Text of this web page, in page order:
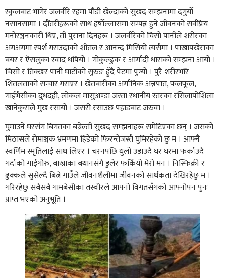
स्कुलबाट भागेर जलवीरे रहमा पौडी खेल्दाको सुखद सम्झनामा दगुर्यो
नसानसामा । दौँतरीहरूको साथ हर्षोल्लासमा सम्पन्न हुने जीवनको सर्वप्रिय
मनोरञ्जनकारी थिए, ती पुराना दिनहरू । जलवीरेको चिसो पानीले शरीरका
अंगअंगमा स्पर्श गराउदाको शीतल र आनन्द मिसियो त्यसैमा । पाखापखेराका
बयर र ऎसलुका स्वाद थपियो । गोकुल्ढुक र आर्गादी धाराको सम्झना आयो ।
चिसो र तिक्खर पानी घाटीको सुरुङ हुँदै पेटमा पुग्यो । पुरै शरीरभरि
शितलताको सन्चार गराएर । खेतबारीका अर्गानिक अन्नपात, फलफूल,
गाईभैसीका दुधदही, लोकल मासुअण्डा जस्ता स्थानीय स्तरका रसिलापोशिला
खानेकुराले मुख रसायो । जसरी रसाउछ पहाडबाट जरुवा ।
घुमाउने घरसंग बिगतका बग्रेल्ती सुखद सम्झनाहरू समेटिएका छन् । जसको
मिठासले रोमाञ्चक भ्रमणमा हिडेको फिरन्तेजस्तै घुमिरहेको छु म । आफ्नै
स्वर्णिम स्मृतिलाई साथ लिएर । चरनपछि धुलो उडाउदै घर घरमा फर्काउदै
गर्दाको गाईगोरु, बाख्राका बथानसंगै डुलेर फर्कियो मेरो मन । निस्फिक्री र
ढुक्कले सुसेल्दै बित्ने गाउँले जीवनशैलीमा जीवनको सार्थकता देखिरहेछु म ।
गरिरहेछु सबैसबै गामबेसीका तस्वीरले आफ्नो विगतसँगको आफ्नोपन पुनः
प्राप्त भएको अनुभूति ।